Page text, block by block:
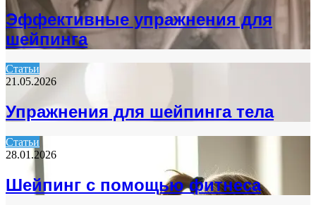
Эффективные упражнения для
шейпинга
Статьи
21.05.2026
Упражнения для шейпинга тела
Статьи
28.01.2026
Шейпинг с помощью фитнеса